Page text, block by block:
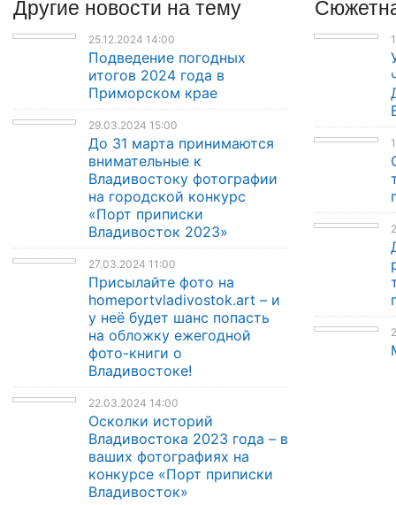
Другие новости на тему
25.12.2024 14:00
Подведение погодных
итогов 2024 года в
Приморском крае
29.03.2024 15:00
До 31 марта принимаются
внимательные к
Владивостоку фотографии
на городской конкурс
«Порт приписки
Владивосток 2023»
27.03.2024 11:00
Присылайте фото на
homeportvladivostok.art – и
у неё будет шанс попасть
на обложку ежегодной
фото-книги о
Владивостоке!
22.03.2024 14:00
Осколки историй
Владивостока 2023 года – в
ваших фотографиях на
конкурсе «Порт приписки
Владивосток»